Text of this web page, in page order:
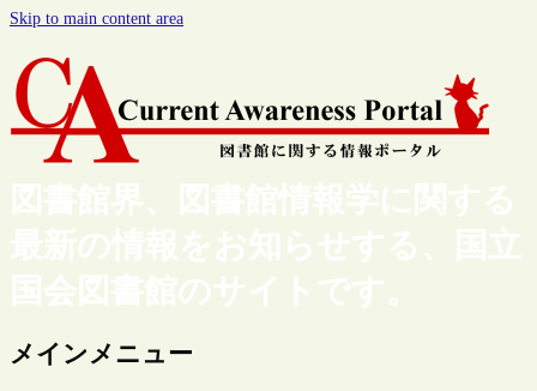
Skip to main content area
図書館界、図書館情報学に関する
最新の情報をお知らせする、国立
国会図書館のサイトです。
メインメニュー